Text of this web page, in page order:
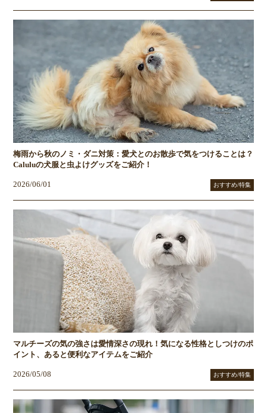
梅雨から秋のノミ・ダニ対策：愛犬とのお散歩で気をつけることは？
Caluluの犬服と虫よけグッズをご紹介！
2026/06/01 おすすめ/特集
マルチーズの気の強さは愛情深さの現れ！気になる性格としつけのポ
イント、あると便利なアイテムをご紹介
2026/05/08 おすすめ/特集